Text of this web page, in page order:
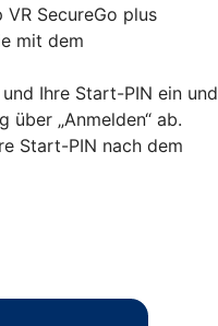
SecureGo plus
mit dem
Ihre Start-PIN ein und
über „Anmelden“ ab.
Start-PIN nach dem